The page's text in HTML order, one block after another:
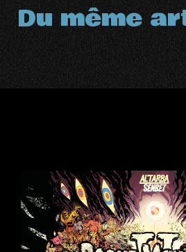
Du même